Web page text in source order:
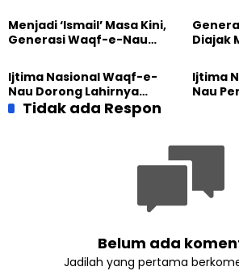
Masjid di Jemaat
Ahmadiyah Sukapura
Menjadi ‘Ismail’ Masa Kini,
Generasi Waqf-e-Nau
Pengabdian
Diajak
Dunia
Ijtima Nasional Waqf-e-
Nau Dorong Lahirnya
Generasi Pengkhidmat
Ijtima
Nau
Tidak ada Respon
Belum ada
Jadilah yang pertama